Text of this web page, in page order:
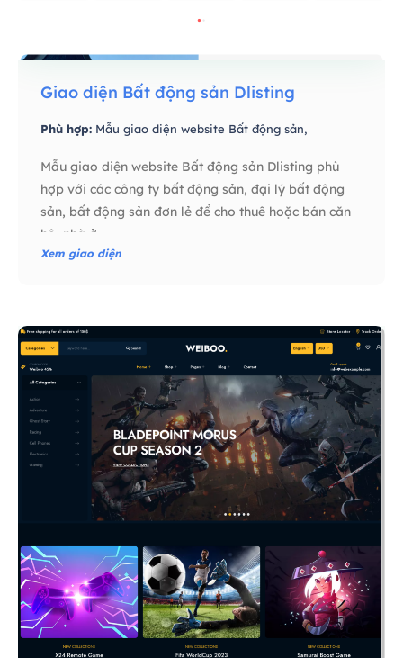
Giao diện Bất động sản Dlisting
Phù hợp: Mẫu giao diện website Bất động sản,
Mẫu giao diện website Bất động sản Dlisting phù
hợp với các công ty bất động sản, đại lý bất động
sản, bất động sản đơn lẻ để cho thuê hoặc bán căn
hộ, nhà ở…
Xem giao diện